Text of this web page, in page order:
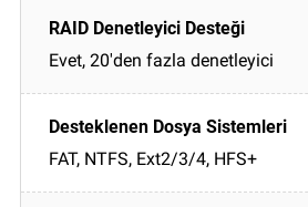
Evet, 20'den fazla denetleyici
FAT, NTFS, Ext2/3/4, HFS+